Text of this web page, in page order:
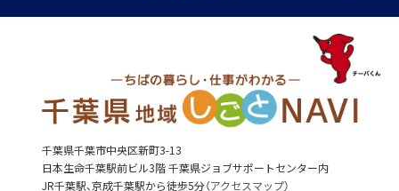
千葉県千葉市中央区新町3-13
日本生命千葉駅前ビル3階 千葉県ジョブサポートセンター内
JR千葉駅、京成千葉駅から徒歩5分（アクセスマップ）